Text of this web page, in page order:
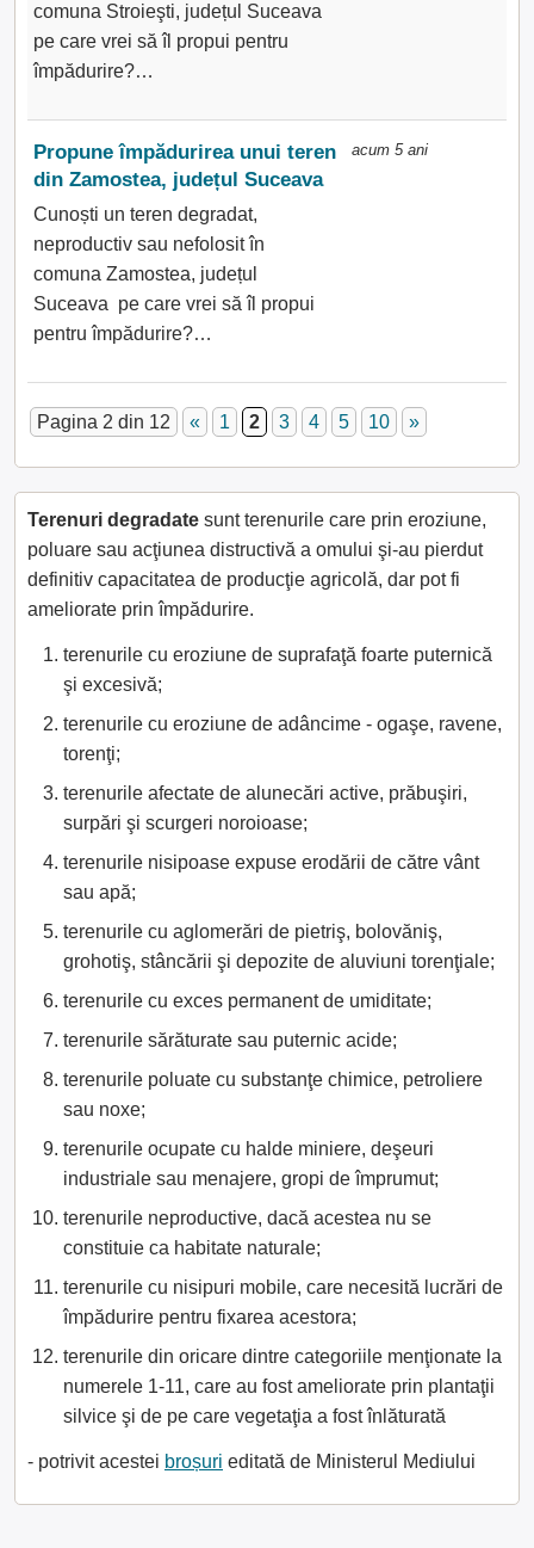
comuna Stroieşti, județul Suceava
pe care vrei să îl propui pentru
împădurire?…
Propune împădurirea unui teren
din Zamostea, județul Suceava
Cunoști un teren degradat,
neproductiv sau nefolosit în
comuna Zamostea, județul
Suceava pe care vrei să îl propui
pentru împădurire?…
acum 5 ani
Pagina 2 din 12 « 1 2 3 4 5 10 »
Terenuri degradate sunt terenurile care prin eroziune,
poluare sau acţiunea distructivă a omului şi-au pierdut
definitiv capacitatea de producţie agricolă, dar pot fi
ameliorate prin împădurire.
terenurile cu eroziune de suprafaţă foarte puternică
şi excesivă;
terenurile cu eroziune de adâncime - ogaşe, ravene,
torenţi;
terenurile afectate de alunecări active, prăbuşiri,
surpări şi scurgeri noroioase;
terenurile nisipoase expuse erodării de către vânt
sau apă;
terenurile cu aglomerări de pietriş, bolovăniş,
grohotiş, stâncării şi depozite de aluviuni torenţiale;
terenurile cu exces permanent de umiditate;
terenurile sărăturate sau puternic acide;
terenurile poluate cu substanţe chimice, petroliere
sau noxe;
terenurile ocupate cu halde miniere, deşeuri
industriale sau menajere, gropi de împrumut;
terenurile neproductive, dacă acestea nu se
constituie ca habitate naturale;
terenurile cu nisipuri mobile, care necesită lucrări de
împădurire pentru fixarea acestora;
terenurile din oricare dintre categoriile menţionate la
numerele 1-11, care au fost ameliorate prin plantaţii
silvice şi de pe care vegetaţia a fost înlăturată
- potrivit acestei broșuri editată de Ministerul Mediului